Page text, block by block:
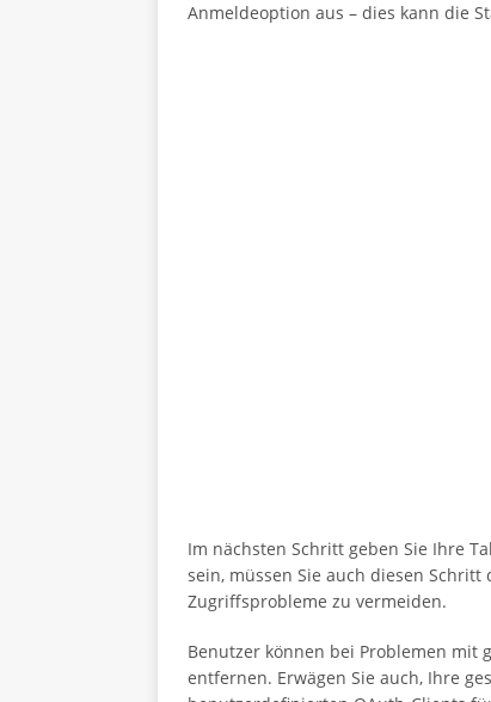
Anmeldeoption aus – dies kann die
Im nächsten Schritt geben Sie Ihre
sein, müssen Sie auch diesen
Zugriffsprobleme zu vermeiden.
Benutzer können bei Problemen mit
entfernen. Erwägen Sie auch, Ihre